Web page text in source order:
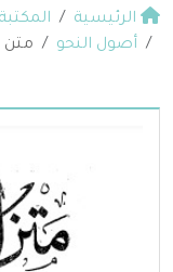
الرئيسية
أصول النحو
متن